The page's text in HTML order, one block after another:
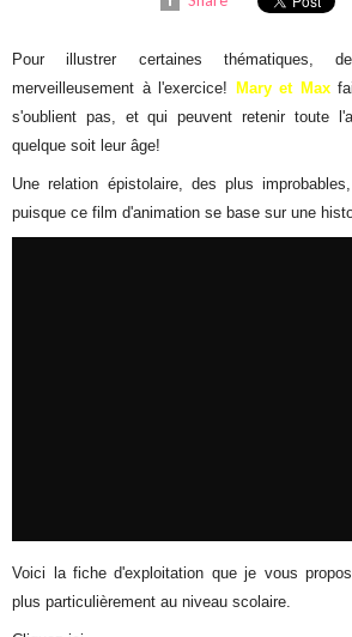
Pour illustrer certaines thématiques,
merveilleusement à l'exercice!
Mary et Max
s'oublient pas, et qui peuvent retenir toute
quelque soit leur âge!
Une relation épistolaire, des plus
puisque ce film d'animation se base sur une
Voici la fiche d'exploitation que je vous
plus particulièrement au niveau scolaire.